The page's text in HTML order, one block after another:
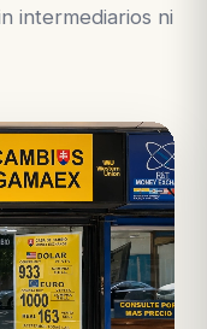
intermediarios ni